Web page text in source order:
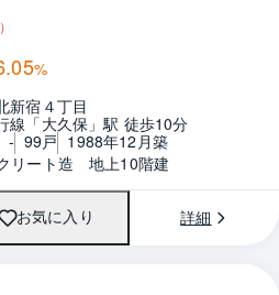
%
新宿４丁目
線「大久保」駅 徒歩10分
- 99戸 1988年12月築
リート造　地上10階建
お気に入り 詳細
1 / 0 間取り